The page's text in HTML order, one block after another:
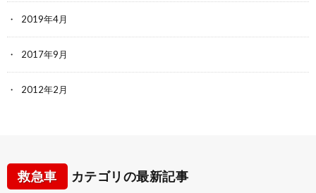
2019年4月
2017年9月
2012年2月
救急車 カテゴリの最新記事